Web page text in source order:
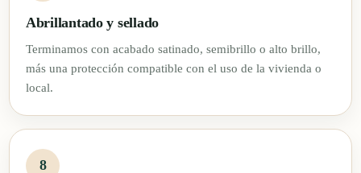
Abrillantado y sellado
Terminamos con acabado satinado, semibrillo o alto brillo,
más una protección compatible con el uso de la vivienda o
local.